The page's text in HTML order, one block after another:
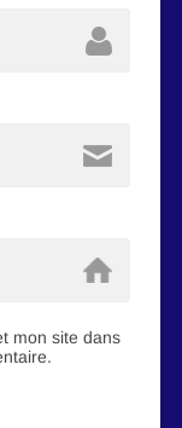
mon site dans